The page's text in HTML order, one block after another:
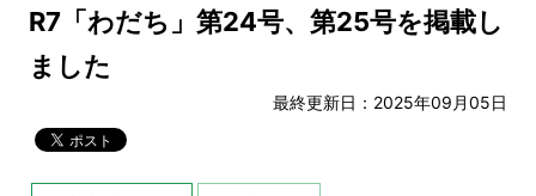
R7「わだち」第24号、第25号を掲載し
ました
最終更新日：2025年09月05日